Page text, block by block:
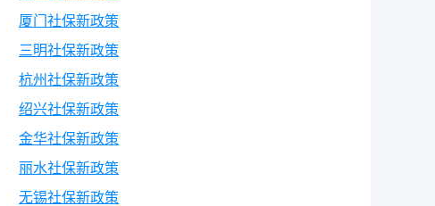
厦门社保新政策
三明社保新政策
杭州社保新政策
绍兴社保新政策
金华社保新政策
丽水社保新政策
无锡社保新政策